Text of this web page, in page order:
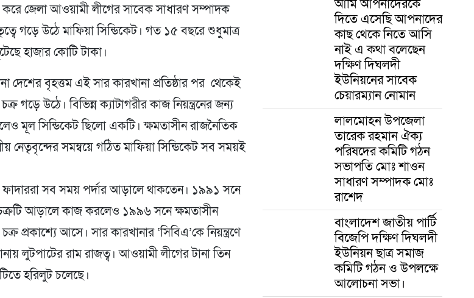
করে জেলা আওয়ামী লীগের সাবেক সাধারণ সম্পাদক
গড়ে উঠে মাফিয়া সিন্ডিকেট। গত ১৫ বছরে শুধুমাত্র
হাজার কোটি টাকা।
দেশের বৃহত্তম এই সার কারখানা প্রতিষ্ঠার পর থেকেই
গড়ে উঠে। বিভিন্ন ক্যাটাগরীর কাজ নিয়ন্ত্রনের জন্য
মূল সিন্ডিকেট ছিলো একটি। ক্ষমতাসীন রাজনৈতিক
নেতৃবৃন্দের সমন্বয়ে গঠিত মাফিয়া সিন্ডিকেট সব সময়ই
ফাদাররা সব সময় পর্দার আড়ালে থাকতেন। ১৯৯১ সনে
আড়ালে কাজ করলেও ১৯৯৬ সনে ক্ষমতাসীন
প্রকাশ্যে আসে। সার কারখানার ‘সিবিএ’কে নিয়ন্ত্রণে
লুটপাটের রাম রাজত্ব। আওয়ামী লীগের টানা তিন
হরিলুট চলেছে।
আমি আপনাদেরকে
দিতে এসেছি আপনাদের
কাছ থেকে নিতে আসি
নাই এ কথা বলেছেন
দক্ষিণ দিঘলদী
ইউনিয়নের সাবেক
চেয়ারম্যান নোমান
লালমোহন উপজেলা
তারেক রহমান ঐক্য
পরিষদের কমিটি গঠন
সভাপতি মোঃ শাওন
সাধারণ সম্পাদক মোঃ
রাশেদ
বাংলাদেশ জাতীয় পার্টি
বিজেপি দক্ষিণ দিঘলদী
ইউনিয়ন ছাত্র সমাজ
কমিটি গঠন ও উপলক্ষে
আলোচনা সভা।